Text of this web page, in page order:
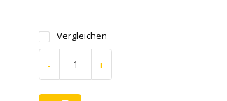
Vergleichen
- +